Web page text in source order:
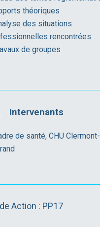
théoriques
des situations
rencontrées
de groupes
Intervenants
de santé, CHU Clermont-
Action : PP17